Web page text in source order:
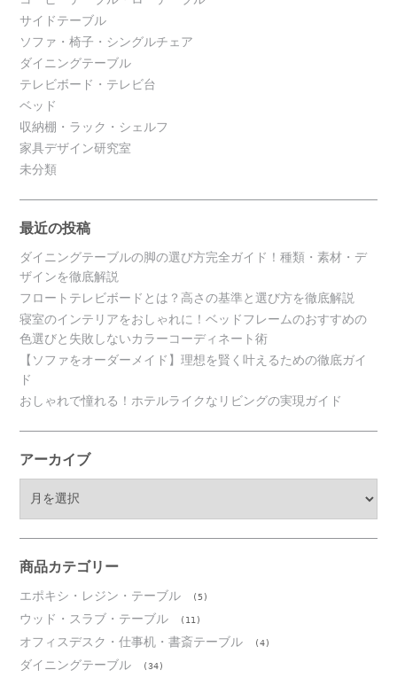
サイドテーブル
ソファ・椅子・シングルチェア
ダイニングテーブル
テレビボード・テレビ台
ベッド
収納棚・ラック・シェルフ
家具デザイン研究室
未分類
最近の投稿
ダイニングテーブルの脚の選び方完全ガイド！種類・素材・デ
ザインを徹底解説
フロートテレビボードとは？高さの基準と選び方を徹底解説
寝室のインテリアをおしゃれに！ベッドフレームのおすすめの
色選びと失敗しないカラーコーディネート術
【ソファをオーダーメイド】理想を賢く叶えるための徹底ガイ
ド
おしゃれで憧れる！ホテルライクなリビングの実現ガイド
アーカイブ
ブ
商品カテゴリー
エポキシ・レジン・テーブル (5)
ウッド・スラブ・テーブル (11)
オフィスデスク・仕事机・書斎テーブル (4)
ダイニングテーブル (34)